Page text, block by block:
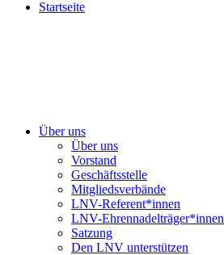
Startseite
Über uns
Über uns
Vorstand
Geschäftsstelle
Mitgliedsverbände
LNV-Referent*innen
LNV-Ehrennadelträger*innen
Satzung
Den LNV unterstützen